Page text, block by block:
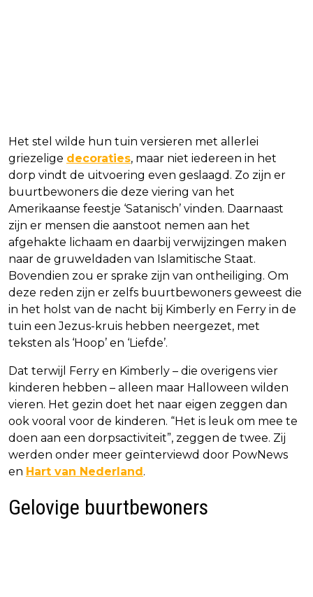
Het stel wilde hun tuin versieren met allerlei
griezelige decoraties, maar niet iedereen in het
dorp vindt de uitvoering even geslaagd. Zo zijn er
buurtbewoners die deze viering van het
Amerikaanse feestje ‘Satanisch’ vinden. Daarnaast
zijn er mensen die aanstoot nemen aan het
afgehakte lichaam en daarbij verwijzingen maken
naar de gruweldaden van Islamitische Staat.
Bovendien zou er sprake zijn van ontheiliging. Om
deze reden zijn er zelfs buurtbewoners geweest die
in het holst van de nacht bij Kimberly en Ferry in de
tuin een Jezus-kruis hebben neergezet, met
teksten als ‘Hoop’ en ‘Liefde’.
Dat terwijl Ferry en Kimberly – die overigens vier
kinderen hebben – alleen maar Halloween wilden
vieren. Het gezin doet het naar eigen zeggen dan
ook vooral voor de kinderen. “Het is leuk om mee te
doen aan een dorpsactiviteit”, zeggen de twee. Zij
werden onder meer geïnterviewd door PowNews
en Hart van Nederland .
Gelovige buurtbewoners